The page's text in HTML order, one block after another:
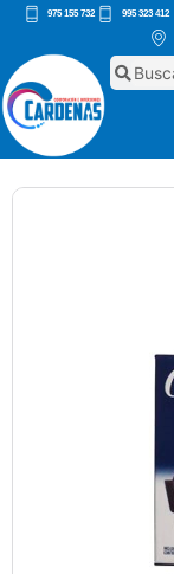
975 155 732 995 323 412